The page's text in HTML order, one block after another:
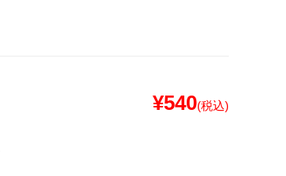
¥540(税込)